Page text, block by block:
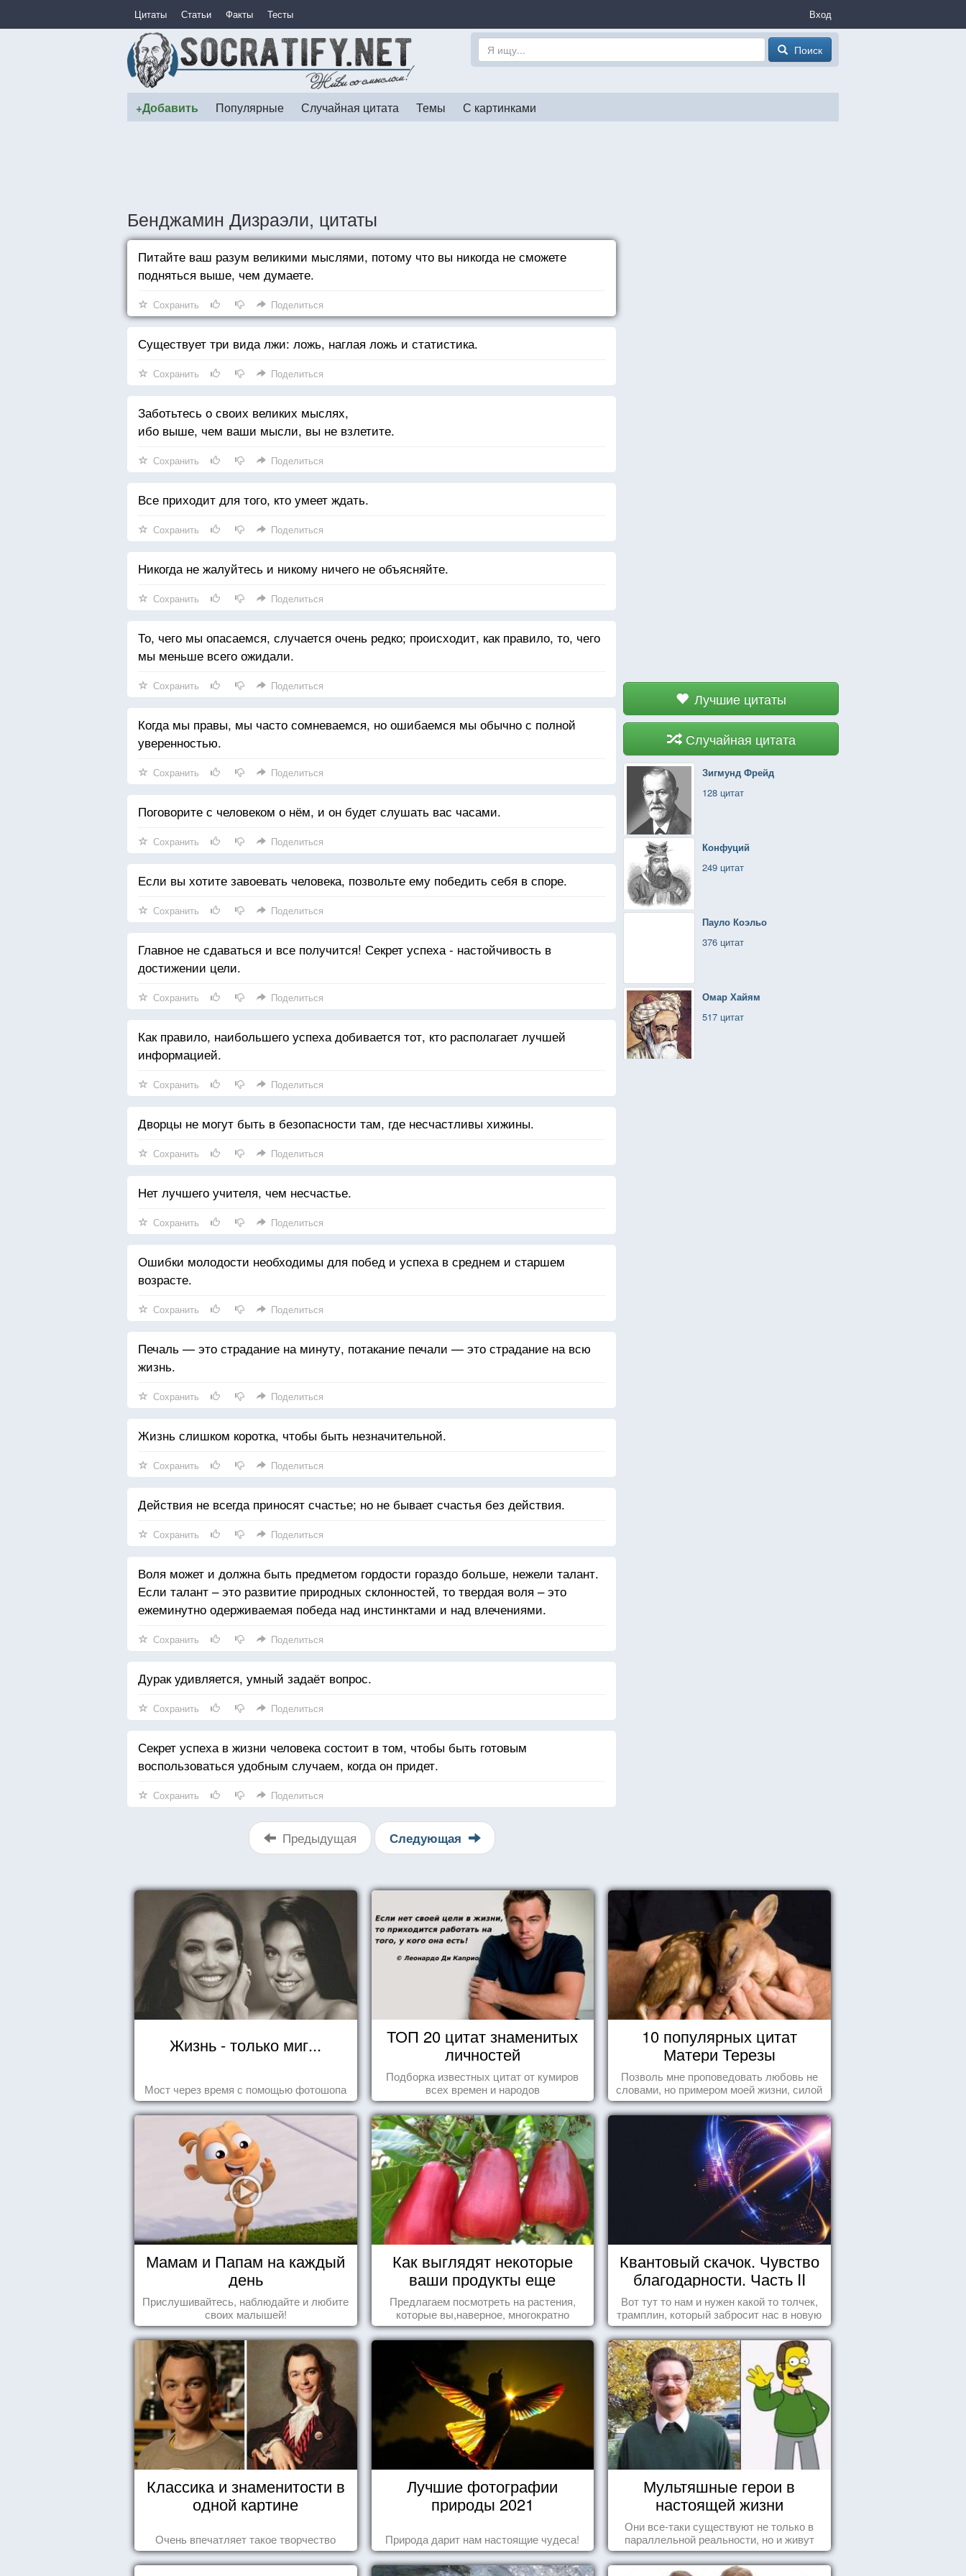
Цитаты Статьи Факты Тесты Вход
Поиск
+Добавить Популярные Случайная цитата Темы С картинками
Бенджамин Дизраэли, цитаты
Лучшие цитаты
Случайная цитата
Зигмунд Фрейд
128 цитат
Конфуций
249 цитат
Пауло Коэльо
376 цитат
Омар Хайям
517 цитат
Питайте ваш разум великими мыслями, потому что вы никогда не сможете
подняться выше, чем думаете.
Сохранить Поделиться
Существует три вида лжи: ложь, наглая ложь и статистика.
Сохранить Поделиться
Заботьтесь о своих великих мыслях,
ибо выше, чем ваши мысли, вы не взлетите.
Сохранить Поделиться
Все приходит для того, кто умеет ждать.
Сохранить Поделиться
Никогда не жалуйтесь и никому ничего не объясняйте.
Сохранить Поделиться
То, чего мы опасаемся, случается очень редко; происходит, как правило, то, чего
мы меньше всего ожидали.
Сохранить Поделиться
Когда мы правы, мы часто сомневаемся, но ошибаемся мы обычно с полной
уверенностью.
Сохранить Поделиться
Поговорите с человеком о нём, и он будет слушать вас часами.
Сохранить Поделиться
Если вы хотите завоевать человека, позвольте ему победить себя в споре.
Сохранить Поделиться
Главное не сдаваться и все получится! Секрет успеха - настойчивость в
достижении цели.
Сохранить Поделиться
Как правило, наибольшего успеха добивается тот, кто располагает лучшей
информацией.
Сохранить Поделиться
Дворцы не могут быть в безопасности там, где несчастливы хижины.
Сохранить Поделиться
Нет лучшего учителя, чем несчастье.
Сохранить Поделиться
Ошибки молодости необходимы для побед и успеха в среднем и старшем
возрасте.
Сохранить Поделиться
Печаль — это страдание на минуту, потакание печали — это страдание на всю
жизнь.
Сохранить Поделиться
Жизнь слишком коротка, чтобы быть незначительной.
Сохранить Поделиться
Действия не всегда приносят счастье; но не бывает счастья без действия.
Сохранить Поделиться
Воля может и должна быть предметом гордости гораздо больше, нежели талант.
Если талант – это развитие природных склонностей, то твердая воля – это
ежеминутно одерживаемая победа над инстинктами и над влечениями.
Сохранить Поделиться
Дурак удивляется, умный задаёт вопрос.
Сохранить Поделиться
Секрет успеха в жизни человека состоит в том, чтобы быть готовым
воспользоваться удобным случаем, когда он придет.
Сохранить Поделиться
Предыдущая Следующая
Жизнь - только миг...
Мост через время с помощью фотошопа
ТОП 20 цитат знаменитых
личностей
Подборка известных цитат от кумиров
всех времен и народов
10 популярных цитат
Матери Терезы
Позволь мне проповедовать любовь не
словами, но примером моей жизни, силой
влечения, воодушевляющим влиянием ...
Мамам и Папам на каждый
день
Прислушивайтесь, наблюдайте и любите
своих малышей!
Как выглядят некоторые
ваши продукты еще
живыми?
Предлагаем посмотреть на растения,
которые вы,наверное, многократно
видели , но никогда не представляли
себе, что употребляете их в пищу.
Квантовый скачок. Чувство
благодарности. Часть II
Вот тут то нам и нужен какой то толчек,
трамплин, который забросит нас в новую
реальность. БЛАГОДАРНОСТЬ.
Классика и знаменитости в
одной картине
Очень впечатляет такое творчество
Лучшие фотографии
природы 2021
Природа дарит нам настоящие чудеса!
Мультяшные герои в
настоящей жизни
Они все-таки существуют не только в
параллельной реальности, но и живут
среди нас с вами.